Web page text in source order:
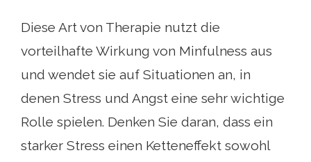
Diese Art von Therapie nutzt die
vorteilhafte Wirkung von Minfulness aus
und wendet sie auf Situationen an, in
denen Stress und Angst eine sehr wichtige
Rolle spielen. Denken Sie daran, dass ein
starker Stress einen Ketteneffekt sowohl